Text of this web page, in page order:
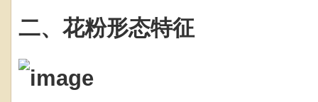
二、花粉形态特征